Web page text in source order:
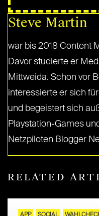
Steve Martin
war bis 2018 Content
Davor studierte er
Mittweida. Schon vor
interessierte er sich
und begeistert sich
Playstation-Games
Netzpiloten Blogger
RELATED